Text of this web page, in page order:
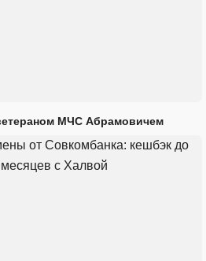
МЧС Абрамовичем